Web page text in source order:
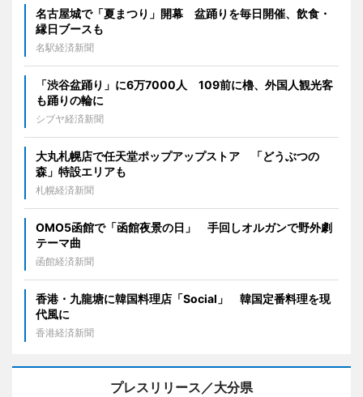
名古屋城で「夏まつり」開幕 盆踊りを毎日開催、飲食・
縁日ブースも
名駅経済新聞
「渋谷盆踊り」に6万7000人 109前に櫓、外国人観光客
も踊りの輪に
シブヤ経済新聞
大丸札幌店で任天堂ポップアップストア 「どうぶつの
森」特設エリアも
札幌経済新聞
OMO5函館で「函館夜景の日」 手回しオルガンで野外劇
テーマ曲
函館経済新聞
香港・九龍塘に韓国料理店「Social」 韓国定番料理を現
代風に
香港経済新聞
プレスリリース／大分県